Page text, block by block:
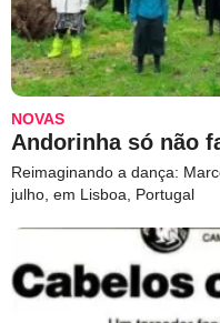
NOVAS
Andorinha só não
Reimaginando a dança:
julho, em Lisboa, Portugal